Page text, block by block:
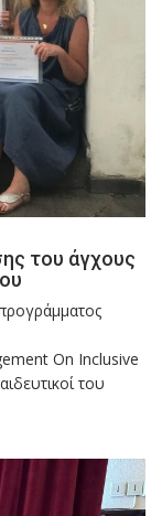
του άγχους
On Inclusive
του